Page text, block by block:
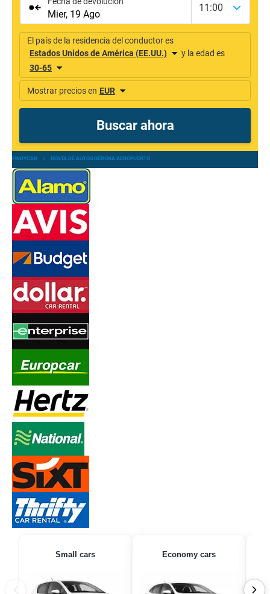
FINDYCAR » RENTA DE AUTOS GERONA AEROPUERTO
Small cars Economy cars